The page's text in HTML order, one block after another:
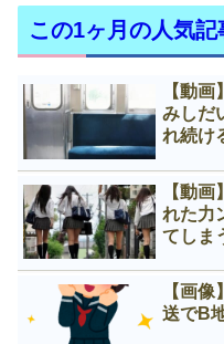
この1ヶ月の人気記
【動
みしだ
れ続け
【動
れた力
てしま
【画
送でB